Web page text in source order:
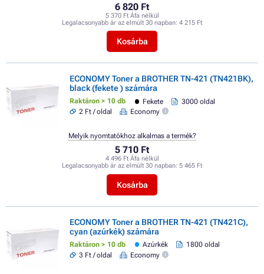
6 820 Ft
5 370 Ft Áfa nélkül
Legalacsonyabb ár az elmúlt 30 napban: 4 215 Ft
Kosárba
ECONOMY Toner a BROTHER TN-421 (TN421BK),
black (fekete ) számára
Raktáron > 10 db Fekete
3000 oldal
2 Ft / oldal
Economy
5 710 Ft
4 496 Ft Áfa nélkül
Legalacsonyabb ár az elmúlt 30 napban: 5 465 Ft
Kosárba
Melyik nyomtatókhoz alkalmas a termék?
ECONOMY Toner a BROTHER TN-421 (TN421C),
cyan (azúrkék) számára
Raktáron > 10 db Azúrkék
1800 oldal
3 Ft / oldal
Economy